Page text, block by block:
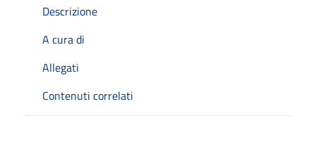
Descrizione
A cura di
Allegati
Contenuti correlati